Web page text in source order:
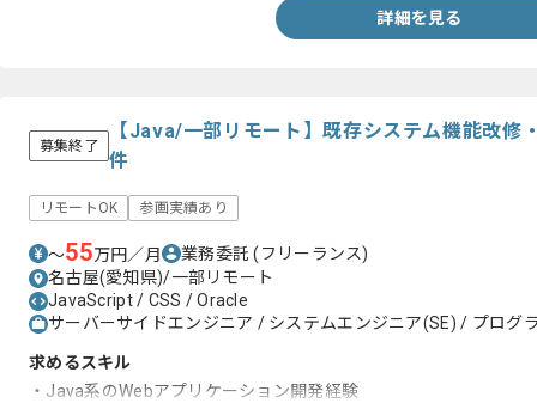
詳細を見る
募集終了
【Java/一部リモート】既存システム機能改修
件
リモートOK 参画実績あり
〜55万円／月 業務委託(フリーランス)
名古屋(愛知県)/一部リモート
JavaScript / CSS / Oracle
サーバーサイドエンジニア / システムエンジニア(SE) / プログ
求めるスキル
・Java系のWebアプリケーション開発経験